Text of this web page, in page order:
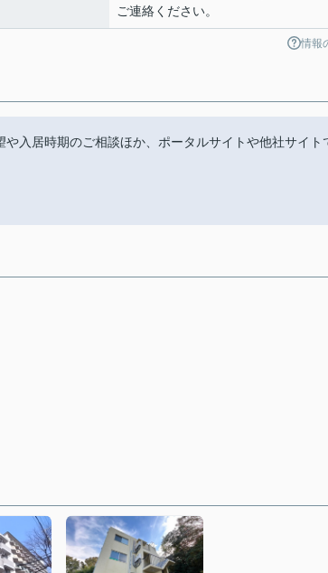
ご連絡ください。
情報
入居時期のご相談ほか、ポータルサイトや他社サイト